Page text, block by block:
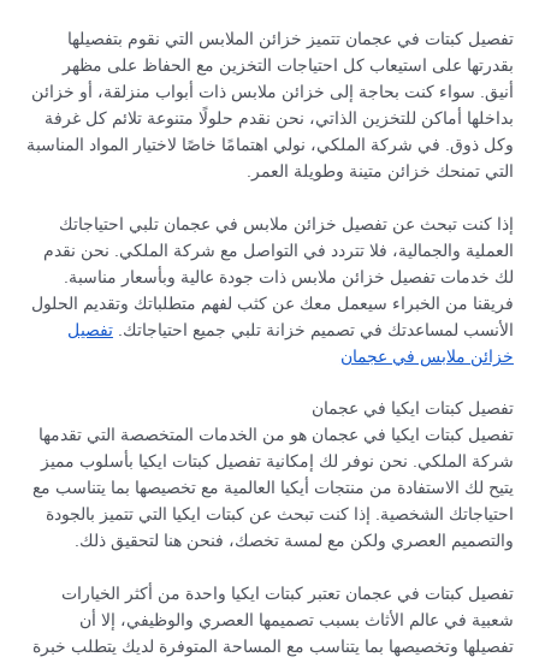
تفصيل كبتات في عجمان تتميز خزائن الملابس التي نقوم بتفصيلها
بقدرتها على استيعاب كل احتياجات التخزين مع الحفاظ على مظهر
أنيق. سواء كنت بحاجة إلى خزائن ملابس ذات أبواب منزلقة، أو خزائن
بداخلها أماكن للتخزين الذاتي، نحن نقدم حلولًا متنوعة تلائم كل غرفة
وكل ذوق. في شركة الملكي، نولي اهتمامًا خاصًا لاختيار المواد المناسبة
التي تمنحك خزائن متينة وطويلة العمر.
إذا كنت تبحث عن تفصيل خزائن ملابس في عجمان تلبي احتياجاتك
العملية والجمالية، فلا تتردد في التواصل مع شركة الملكي. نحن نقدم
لك خدمات تفصيل خزائن ملابس ذات جودة عالية وبأسعار مناسبة.
فريقنا من الخبراء سيعمل معك عن كثب لفهم متطلباتك وتقديم الحلول
الأنسب لمساعدتك في تصميم خزانة تلبي جميع احتياجاتك.تفصيل
خزائن ملابس في عجمان
تفصيل كبتات ايكيا في عجمان
تفصيل كبتات ايكيا في عجمان هو من الخدمات المتخصصة التي تقدمها
شركة الملكي. نحن نوفر لك إمكانية تفصيل كبتات ايكيا بأسلوب مميز
يتيح لك الاستفادة من منتجات أيكيا العالمية مع تخصيصها بما يتناسب مع
احتياجاتك الشخصية. إذا كنت تبحث عن كبتات ايكيا التي تتميز بالجودة
والتصميم العصري ولكن مع لمسة تخصك، فنحن هنا لتحقيق ذلك.
تفصيل كبتات في عجمان تعتبر كبتات ايكيا واحدة من أكثر الخيارات
شعبية في عالم الأثاث بسبب تصميمها العصري والوظيفي، إلا أن
تفصيلها وتخصيصها بما يتناسب مع المساحة المتوفرة لديك يتطلب خبرة